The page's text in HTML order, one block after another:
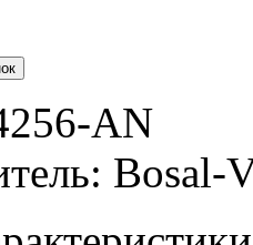
AN
Bosal-